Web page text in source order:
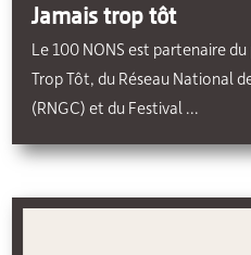
Jamais trop tôt
Le 100 NONS est partenaire
Trop Tôt, du Réseau National
(RNGC) et du Festival ...